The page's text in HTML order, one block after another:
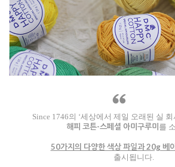
Since 1746의 ‘세상에서 제일 오래된 실
해피 코튼-스페셜 아미구루미 를
50가지의 다양한 색상 파일과 20g 베
출시됩니다.